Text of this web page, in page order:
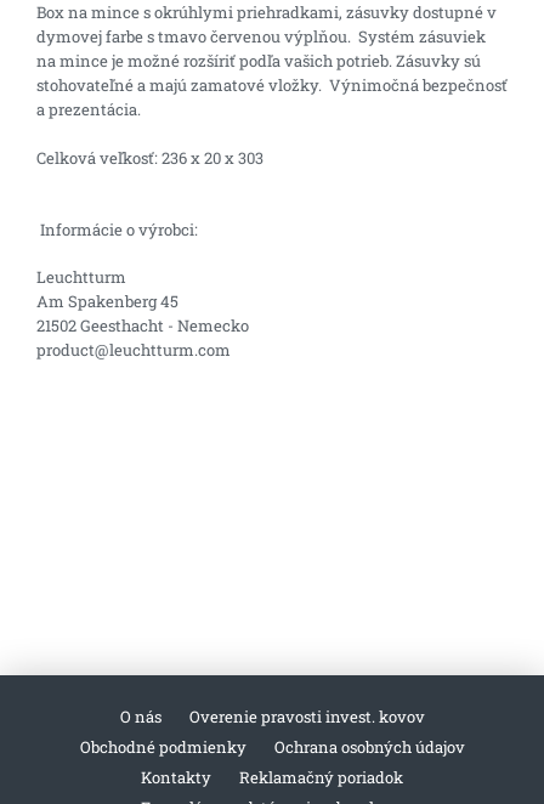
Box na mince s okrúhlymi priehradkami, zásuvky dostupné v
dymovej farbe s tmavo červenou výplňou. Systém zásuviek
na mince je možné rozšíriť podľa vašich potrieb. Zásuvky sú
stohovateľné a majú zamatové vložky. Výnimočná bezpečnosť
a prezentácia.
Celková veľkosť: 236 x 20 x 303
Informácie o výrobci:
Leuchtturm
Am Spakenberg 45
21502 Geesthacht - Nemecko
product@leuchtturm.com
O nás
Overenie pravosti invest. kovov
Obchodné podmienky
Ochrana osobných údajov
Kontakty
Reklamačný poriadok